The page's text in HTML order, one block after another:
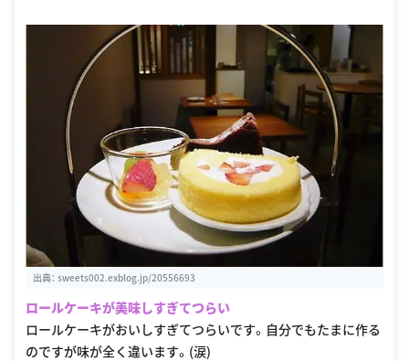
出典： sweets002.exblog.jp/20556693
ロールケーキが美味しすぎてつらい
ロールケーキがおいしすぎてつらいです。自分でもたまに作る
のですが味が全く違います。(涙)